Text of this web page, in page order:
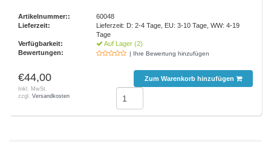
Artikelnummer::
60048
Lieferzeit:
Lieferzeit: D: 2-4 Tage, EU: 3-10 Tage, WW: 4-19
Tage
Verfügbarkeit:
Auf Lager (2)
Bewertungen:
| Ihre Bewertung hinzufügen
€44,00
Inkl. MwSt.
zzgl. Versandkosten
Zum Warenkorb hinzufügen